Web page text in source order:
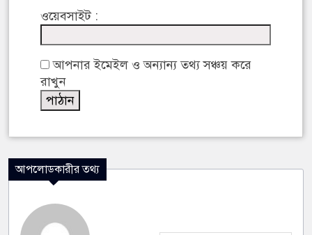
ওয়েবসাইট :
আপনার ইমেইল ও অন্যান্য তথ্য সঞ্চয় করে
রাখুন
আপলোডকারীর তথ্য